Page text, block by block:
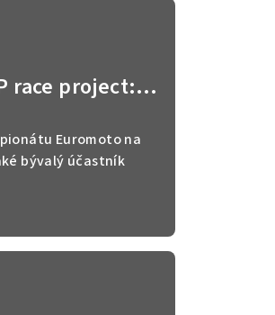
race project:
klidnou práci
Euromoto na
bývalý účastník